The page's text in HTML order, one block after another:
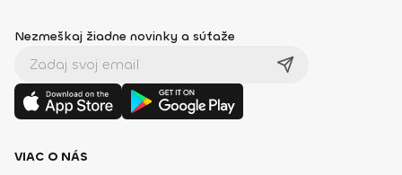
Nezmeškaj žiadne novinky a súťaže
VIAC O NÁS